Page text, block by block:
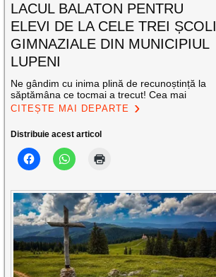
LACUL BALATON PENTRU
ELEVI DE LA CELE TREI ȘCOLI
GIMNAZIALE DIN MUNICIPIUL
LUPENI
Ne gândim cu inima plină de recunoștință la
săptămâna ce tocmai a trecut! Cea mai
CITEȘTE MAI DEPARTE
Distribuie acest articol